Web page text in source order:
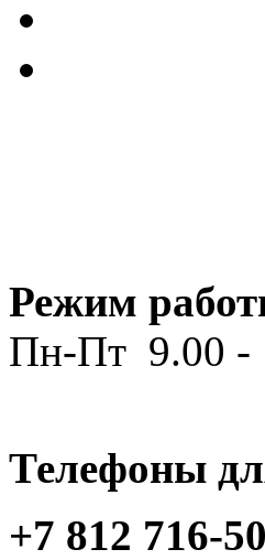
Режим
Пн-Пт 9.00 -
Телефоны
+7 812 716-